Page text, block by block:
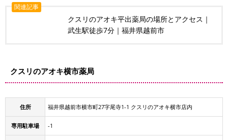
関連記事
クスリのアオキ平出薬局の場所とアクセス｜
武生駅徒歩7分｜福井県越前市
クスリのアオキ横市薬局
住所 福井県越前市横市町27字尾寺1-1 クスリのアオキ横市店内
専用駐車場 -1